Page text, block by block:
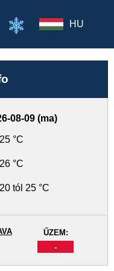
HU
08-09 (ma)
25 °C
26 °C
20 tól 25 °C
ŰZEM:
-